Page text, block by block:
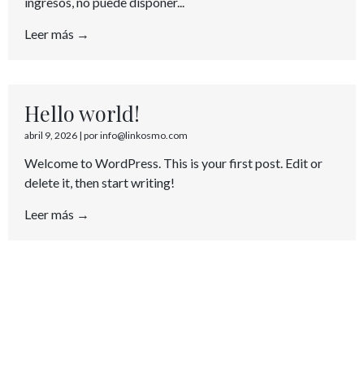
Leer más →
Hello world!
abril 9, 2026 | por info@linkosmo.com
Welcome to WordPress. This is your first post. Edit or
delete it, then start writing!
Leer más →